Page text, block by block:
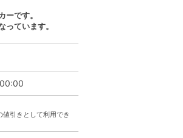
ーです。
ています。
引きとして利用でき